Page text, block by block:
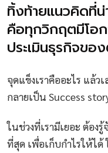
ทิ้งท้ายแนวคิดที่
คือทุกวิกฤตมีโอ
ประเมินธุรกิจขอ
จุดแข็งเราคืออะไร แล้ว
กลายเป็น Success
ในช่วงที่เรามีเยอะ ต้อง
ที่สุด เพื่อเก็บกำไรให้ได้